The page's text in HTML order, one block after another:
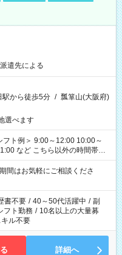
遣先による
駅から徒歩5分 / 瓢箪山(大阪府)
選べます
外の時間帯も
はお気軽にご相談くださ
書不要 / 40～50代活躍中 / 副
フト勤務 / 10名以上の大量募
ル不要
詳細へ